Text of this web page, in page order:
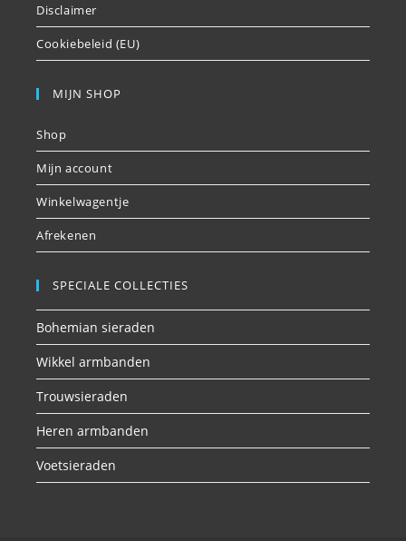
Disclaimer
Cookiebeleid (EU)
MIJN SHOP
Shop
Mijn account
Winkelwagentje
Afrekenen
SPECIALE COLLECTIES
Bohemian sieraden
Wikkel armbanden
Trouwsieraden
Heren armbanden
Voetsieraden